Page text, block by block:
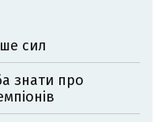
сил
знати про